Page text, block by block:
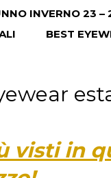
INVERNO 23 –
BEST
visti in